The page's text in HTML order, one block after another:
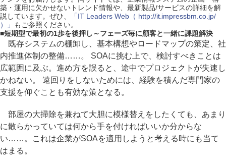
築・運用に欠かせないトレンド情報や、最新製品/サービスの詳細を解
説しています。ぜひ、
「IT Leaders Web（ http://it.impressbm.co.jp/
）」
もご参照ください。
■短期型で最初の1歩を後押し～フェーズ毎に顧客と一緒に課題解決
既存システムの棚卸し、基本構想やロードマップの策定、社
内推進体制の整備……。 SOAに挑む上で、検討すべきことは
広範囲に及ぶ。進め方を誤ると、途中でプロジェクトが失速し
かねない。 遠回りをしないためには、経験を積んだ専門家の
支援を仰ぐことも有効な策となる。
部屋の大掃除を兼ねて大胆に模様替えをしたくても、あまり
に散らかっていては何から手を付ければいいか分からな
い……。これは企業がSOAを適用しようと考える時にも当て
はまる。